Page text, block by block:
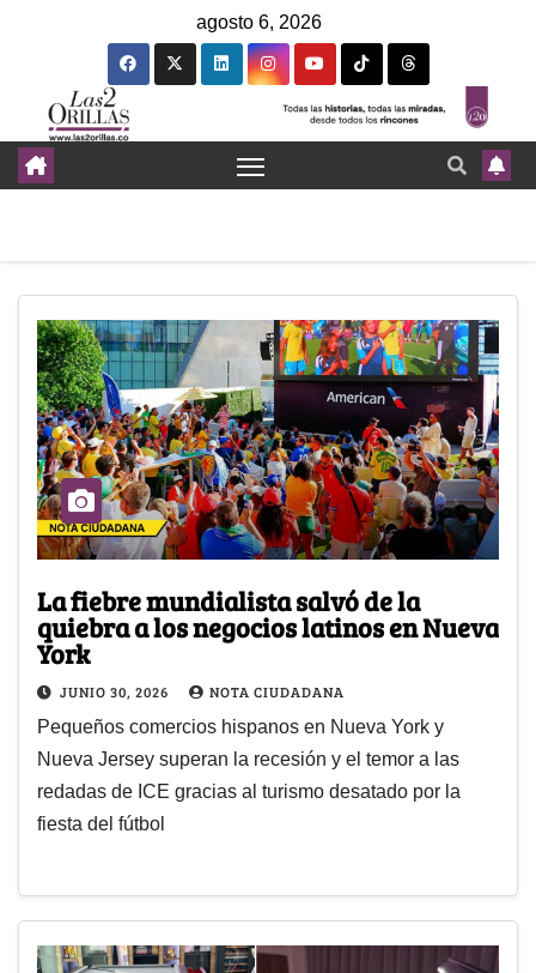
agosto 6, 2026
La fiebre mundialista salvó de la
quiebra a los negocios latinos en Nueva
York
JUNIO 30, 2026 NOTA CIUDADANA
Pequeños comercios hispanos en Nueva York y
Nueva Jersey superan la recesión y el temor a las
redadas de ICE gracias al turismo desatado por la
fiesta del fútbol